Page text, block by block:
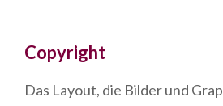
Copyright
Das Layout, die Bilder und